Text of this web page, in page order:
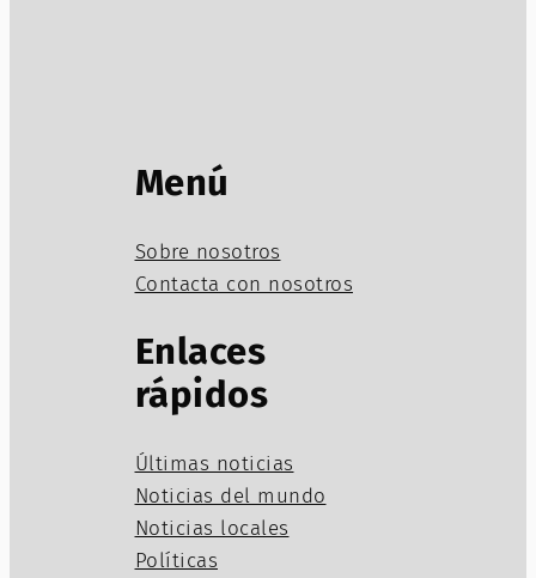
Menú
Sobre nosotros
Contacta con nosotros
Enlaces
rápidos
Últimas noticias
Noticias del mundo
Noticias locales
Políticas